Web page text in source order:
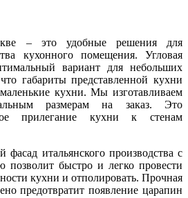
– это удобные решения для
кухонного помещения. Угловая
вариант для небольших
габариты представленной кухни
кухни. Мы изготавливаем
размерам на заказ. Это
прилегание кухни к стенам
итальянского производства с
позволит быстро и легко провести
кухни и отполировать. Прочная
предотвратит появление царапин